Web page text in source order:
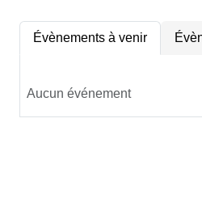
Évènements à venir
Aucun événement